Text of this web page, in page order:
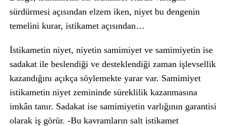
sürdürmesi açısından elzem iken, niyet bu dengenin
temelini kurar, istikamet açısından…
İstikametin niyet, niyetin samimiyet ve samimiyetin ise
sadakat ile beslendiği ve desteklendiği zaman işlevsellik
kazandığını açıkça söylemekte yarar var. Samimiyet
istikametin niyet zemininde süreklilik kazanmasına
imkân tanır. Sadakat ise samimiyetin varlığının garantisi
olarak iş görür. -Bu kavramların salt istikamet